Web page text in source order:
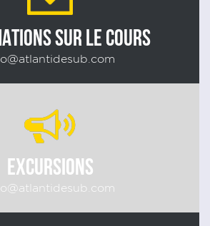
SUR LE COURS
EXCURSIONS